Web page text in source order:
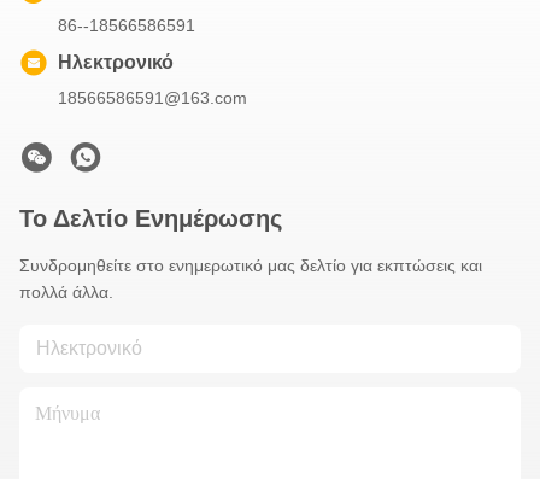
86--18566586591
Ηλεκτρονικό
18566586591@163.com
Το Δελτίο Ενημέρωσης
Συνδρομηθείτε στο ενημερωτικό μας δελτίο για εκπτώσεις και
πολλά άλλα.